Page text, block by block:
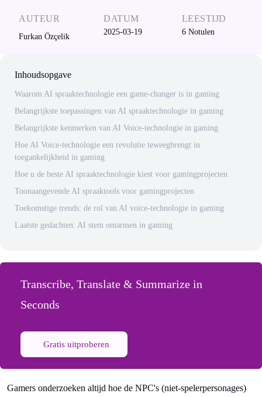
AUTEUR
Furkan Özçelik
DATUM
2025-03-19
LEESTIJD
6 Notulen
Inhoudsopgave
Waarom AI spraaktechnologie een game-changer is in gaming
Belangrijkste toepassingen van AI spraaktechnologie in gaming
Belangrijkste kenmerken van AI Voice-technologie in gaming
Hoe AI Voice-technologie een revolutie teweegbrengt in
toegankelijkheid in gaming
Hoe u de beste AI spraaktechnologie kiest voor gamingprojecten
Toonaangevende AI spraaktools voor gamingprojecten
Toekomstige trends: de rol van AI voice-technologie in gaming
Laatste gedachten: AI stem omarmen in gaming
Transcribe, Translate & Summarize in
Seconds
Gratis uitproberen
Gamers onderzoeken altijd hoe de NPC's (niet-spelerpersonages)